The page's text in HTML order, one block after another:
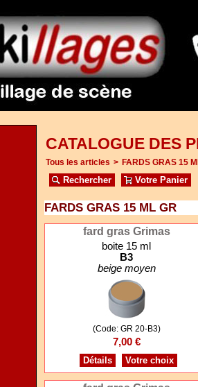
CATALOGUE DES
Tous les articles > FARDS GRAS 15
Rechercher Votre Panier
FARDS GRAS 15 ML GR
fard gras Grimas
boite 15 ml
B3
beige moyen
(Code: GR 20-B3)
7,00 €
Détails Votre choix